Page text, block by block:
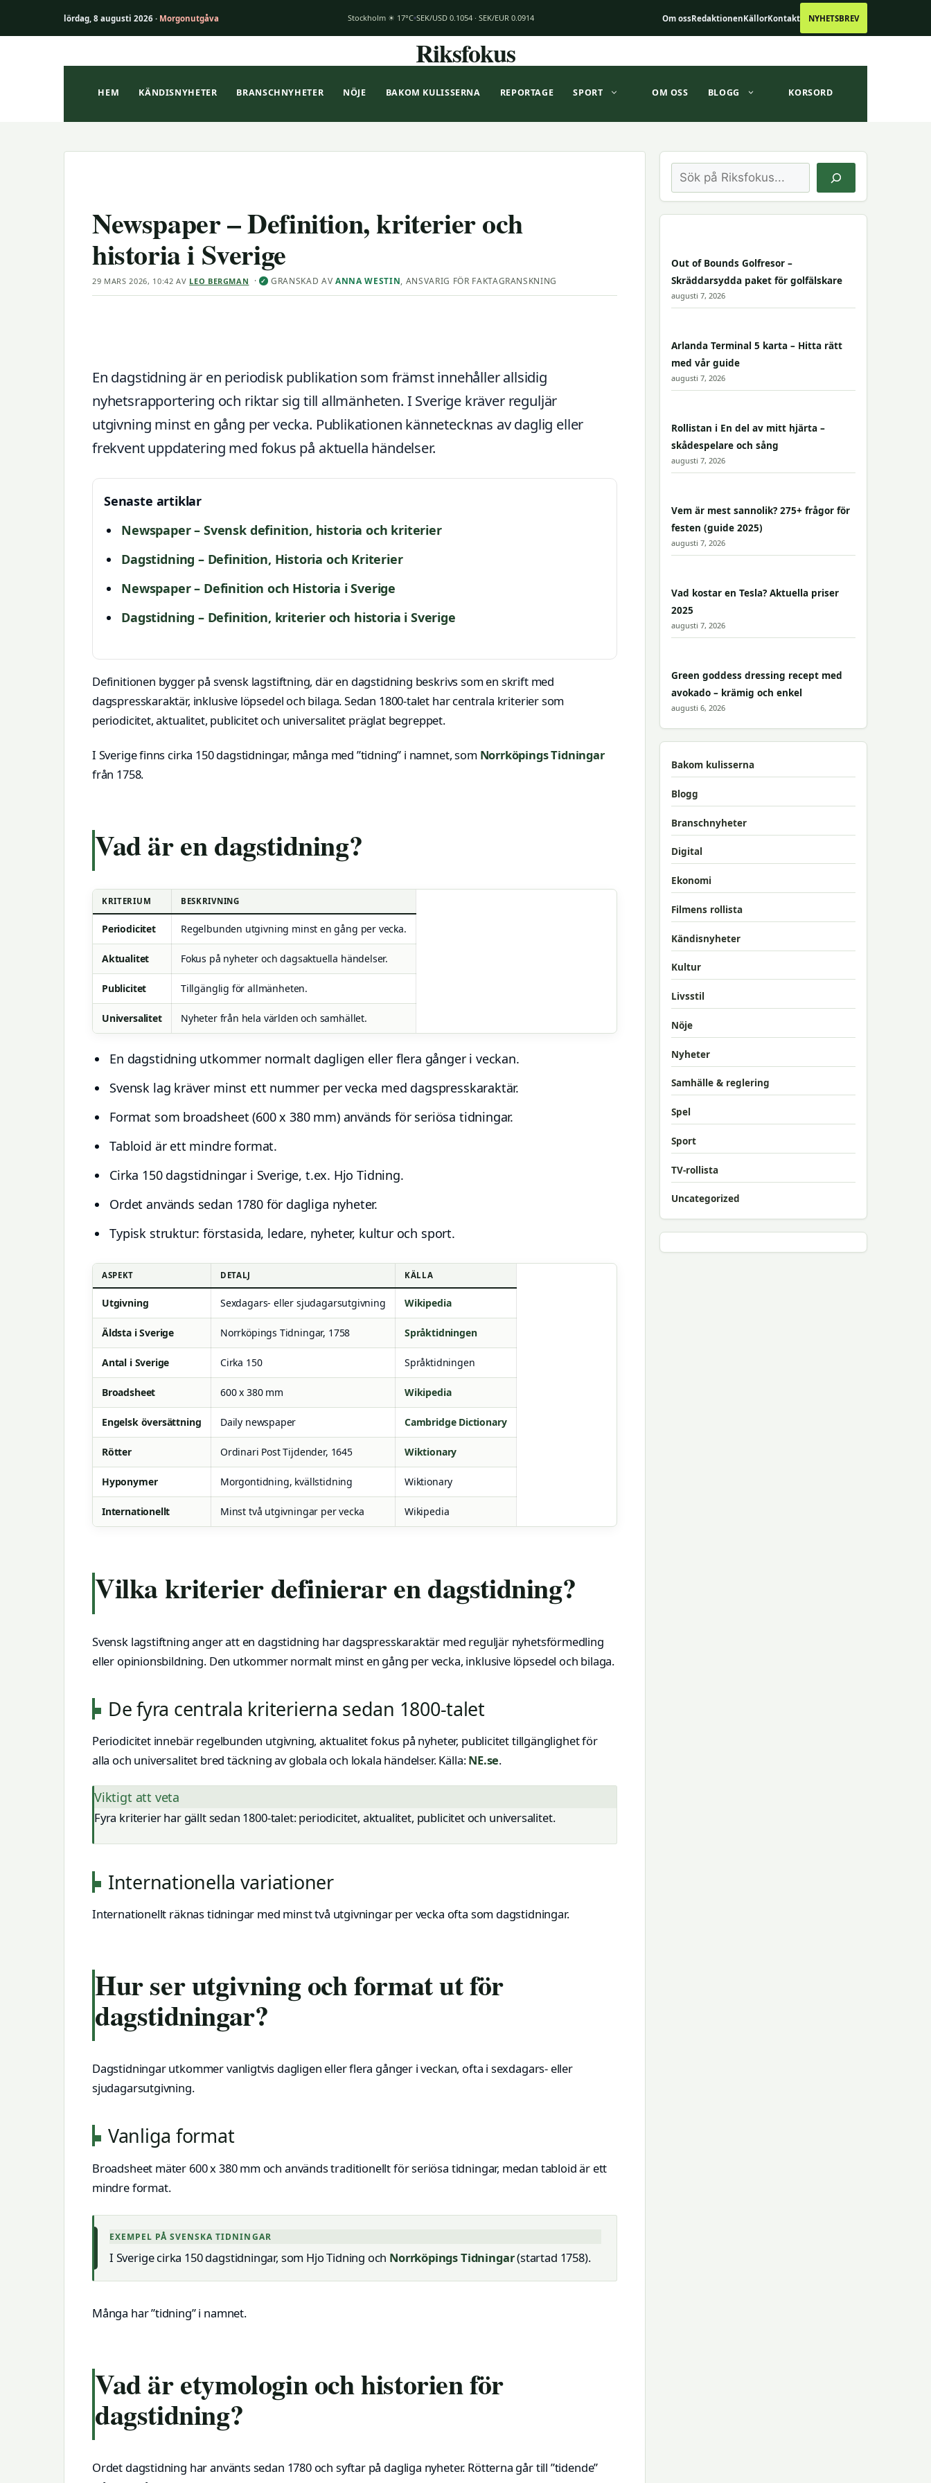
lördag, 8 augusti 2026 · Morgonutgåva Stockholm ☀ 17°C SEK/USD 0.1054 · SEK/EUR 0.0914 Om ossRedaktionenKällorKontakt NYHETSBREV
Riksfokus
HEM KÄNDISNYHETER BRANSCHNYHETER NÖJE BAKOM KULISSERNA REPORTAGE SPORT OM OSS BLOGG KORSORD
Newspaper – Definition, kriterier och
historia i Sverige
29 MARS 2026, 10:42 AV LEO BERGMAN ·✓ GRANSKAD AVANNA WESTIN, ANSVARIG FÖR FAKTAGRANSKNING
En dagstidning är en periodisk publikation som främst innehåller allsidig
nyhetsrapportering och riktar sig till allmänheten. I Sverige kräver reguljär
utgivning minst en gång per vecka. Publikationen kännetecknas av daglig eller
frekvent uppdatering med fokus på aktuella händelser.
Senaste artiklar
Newspaper – Svensk definition, historia och kriterier
Dagstidning – Definition, Historia och Kriterier
Newspaper – Definition och Historia i Sverige
Dagstidning – Definition, kriterier och historia i Sverige
Definitionen bygger på svensk lagstiftning, där en dagstidning beskrivs som en skrift med
dagspresskaraktär, inklusive löpsedel och bilaga. Sedan 1800-talet har centrala kriterier som
periodicitet, aktualitet, publicitet och universalitet präglat begreppet.
I Sverige finns cirka 150 dagstidningar, många med ”tidning” i namnet, som Norrköpings Tidningar
från 1758.
Vad är en dagstidning?
KRITERIUM BESKRIVNING
Periodicitet Regelbunden utgivning minst en gång per vecka.
Aktualitet Fokus på nyheter och dagsaktuella händelser.
Publicitet Tillgänglig för allmänheten.
Universalitet Nyheter från hela världen och samhället.
En dagstidning utkommer normalt dagligen eller flera gånger i veckan.
Svensk lag kräver minst ett nummer per vecka med dagspresskaraktär.
Format som broadsheet (600 x 380 mm) används för seriösa tidningar.
Tabloid är ett mindre format.
Cirka 150 dagstidningar i Sverige, t.ex. Hjo Tidning.
Ordet används sedan 1780 för dagliga nyheter.
Typisk struktur: förstasida, ledare, nyheter, kultur och sport.
ASPEKT DETALJ KÄLLA
Utgivning Sexdagars- eller sjudagarsutgivning Wikipedia
Äldsta i Sverige Norrköpings Tidningar, 1758 Språktidningen
Antal i Sverige Cirka 150 Språktidningen
Broadsheet 600 x 380 mm Wikipedia
Engelsk översättning Daily newspaper Cambridge Dictionary
Rötter Ordinari Post Tijdender, 1645 Wiktionary
Hyponymer Morgontidning, kvällstidning Wiktionary
Internationellt Minst två utgivningar per vecka Wikipedia
Vilka kriterier definierar en dagstidning?
Svensk lagstiftning anger att en dagstidning har dagspresskaraktär med reguljär nyhetsförmedling
eller opinionsbildning. Den utkommer normalt minst en gång per vecka, inklusive löpsedel och bilaga.
De fyra centrala kriterierna sedan 1800-talet
Periodicitet innebär regelbunden utgivning, aktualitet fokus på nyheter, publicitet tillgänglighet för
alla och universalitet bred täckning av globala och lokala händelser. Källa:NE.se.
Viktigt att veta
Fyra kriterier har gällt sedan 1800-talet: periodicitet, aktualitet, publicitet och universalitet.
Internationella variationer
Internationellt räknas tidningar med minst två utgivningar per vecka ofta som dagstidningar.
Hur ser utgivning och format ut för
dagstidningar?
Dagstidningar utkommer vanligtvis dagligen eller flera gånger i veckan, ofta i sexdagars- eller
sjudagarsutgivning.
Vanliga format
Broadsheet mäter 600 x 380 mm och används traditionellt för seriösa tidningar, medan tabloid är ett
mindre format.
EXEMPEL PÅ SVENSKA TIDNINGAR
I Sverige cirka 150 dagstidningar, som Hjo Tidning och Norrköpings Tidningar(startad 1758).
Många har ”tidning” i namnet.
Vad är etymologin och historien för
dagstidning?
Ordet dagstidning har använts sedan 1780 och syftar på dagliga nyheter. Rötterna går till ”tidende”
Sök
Out of Bounds Golfresor –
Skräddarsydda paket för golfälskare
augusti 7, 2026
Arlanda Terminal 5 karta – Hitta rätt
med vår guide
augusti 7, 2026
Rollistan i En del av mitt hjärta –
skådespelare och sång
augusti 7, 2026
Vem är mest sannolik? 275+ frågor för
festen (guide 2025)
augusti 7, 2026
Vad kostar en Tesla? Aktuella priser
2025
augusti 7, 2026
Green goddess dressing recept med
avokado – krämig och enkel
augusti 6, 2026
Bakom kulisserna
Blogg
Branschnyheter
Digital
Ekonomi
Filmens rollista
Kändisnyheter
Kultur
Livsstil
Nöje
Nyheter
Samhälle & reglering
Spel
Sport
TV-rollista
Uncategorized